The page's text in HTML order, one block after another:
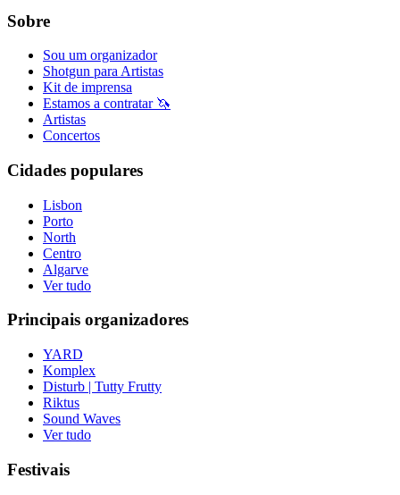
Sobre
Sou um organizador
Shotgun para Artistas
Kit de imprensa
Estamos a contratar 🦄
Artistas
Concertos
Cidades populares
Lisbon
Porto
North
Centro
Algarve
Ver tudo
Principais organizadores
YARD
Komplex
Disturb | Tutty Frutty
Riktus
Sound Waves
Ver tudo
Festivais